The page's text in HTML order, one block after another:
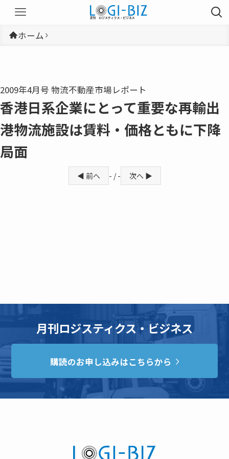
ホーム
2009年4月号 物流不動産市場レポート
香港日系企業にとって重要な再輸出
港物流施設は賃料・価格ともに下降
局面
◀ 前へ - / - 次へ ▶
月刊ロジスティクス・ビジネス
購読のお申し込みはこちらから